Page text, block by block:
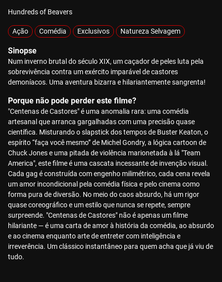
Hundreds of Beavers
Ação Comédia Exclusivos Natureza Selvagem
Sinopse
Num inverno brutal do século XIX, um caçador de peles luta pela
sobrevivência contra um exército imparável de castores
demoníacos. Uma aventura bizarra e hilariantemente sangrenta!
Porque não pode perder este filme?
"Centenas de Castores" é uma anomalia rara: uma comédia
artesanal que arranca gargalhadas com uma precisão quase
científica. Misturando o slapstick dos tempos de Buster Keaton, o
espírito “faça você mesmo” de Michel Gondry, a lógica cartoon de
Chuck Jones e uma pitada de violência marionetada à lá "Team
America", este filme é uma cascata incessante de invenção visual.
Cada gag é construída com engenho milimétrico, cada cena revela
um amor incondicional pela comédia física e pelo cinema como
forma pura de diversão. No meio do caos absurdo, há um rigor
quase coreográfico e um estilo que nunca se repete, sempre
surpreende. "Centenas de Castores" não é apenas um filme
hilariante — é uma carta de amor à história da comédia, ao absurdo
e ao cinema enquanto arte de entreter com inteligência e
irreverência. Um clássico instantâneo para quem acha que já viu de
tudo.